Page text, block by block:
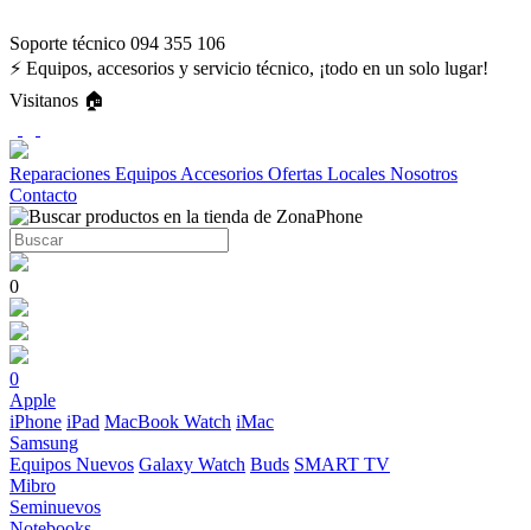
Soporte técnico 094 355 106
⚡ Equipos, accesorios y servicio técnico, ¡todo en un solo lugar!
Visitanos 🏠
Reparaciones Equipos Accesorios Ofertas Locales Nosotros
Contacto
0
0
Apple
iPhone iPad MacBook Watch iMac
Samsung
Equipos Nuevos Galaxy Watch Buds SMART TV
Mibro
Seminuevos